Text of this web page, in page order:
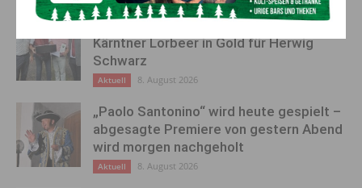
Ehrung für 50 Jahre Chorleitung:
Kärntner Lorbeer in Gold für Herwig
Schwarz
Aktuell 8. August 2026
„Paolo Santonino“ wird heute gespielt –
abgesagte Premiere von gestern Abend
wird morgen nachgeholt
Aktuell 8. August 2026